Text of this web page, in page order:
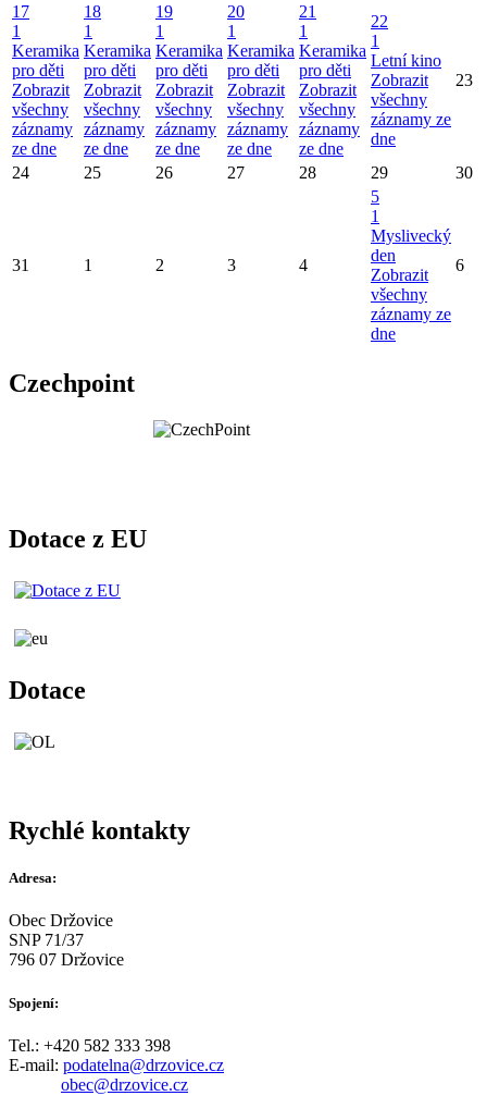
17
1
Keramika
pro děti
Zobrazit
všechny
záznamy
ze dne
18
1
Keramika
pro děti
Zobrazit
všechny
záznamy
ze dne
19
1
Keramika
pro děti
Zobrazit
všechny
záznamy
ze dne
20
1
Keramika
pro děti
Zobrazit
všechny
záznamy
ze dne
21
1
Keramika
pro děti
Zobrazit
všechny
záznamy
ze dne
22
1
Letní kino
Zobrazit
všechny
záznamy ze
dne
23
24 25 26 27 28 29 30
31 1 2 3 4
5
1
Myslivecký
den
Zobrazit
všechny
záznamy ze
dne
6
Czechpoint
Dotace z EU
Dotace
Rychlé kontakty
Adresa:
Obec Držovice
SNP 71/37
796 07 Držovice
Spojení:
Tel.: +420 582 333 398
E-mail: podatelna@drzovice.cz
obec@drzovice.cz